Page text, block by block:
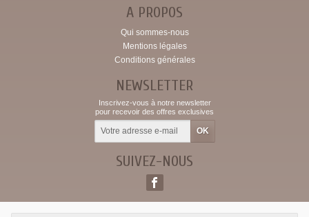
A PROPOS
Qui sommes-nous
Mentions légales
Conditions générales
NEWSLETTER
Inscrivez-vous à notre newsletter
pour recevoir des offres exclusives
SUIVEZ-NOUS